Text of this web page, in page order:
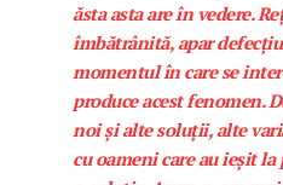
ăsta asta are în vedere.
îmbătrânită, apar
momentul în care se
produce acest fenomen.
noi și alte soluții, alte
cu oameni care au ieșit